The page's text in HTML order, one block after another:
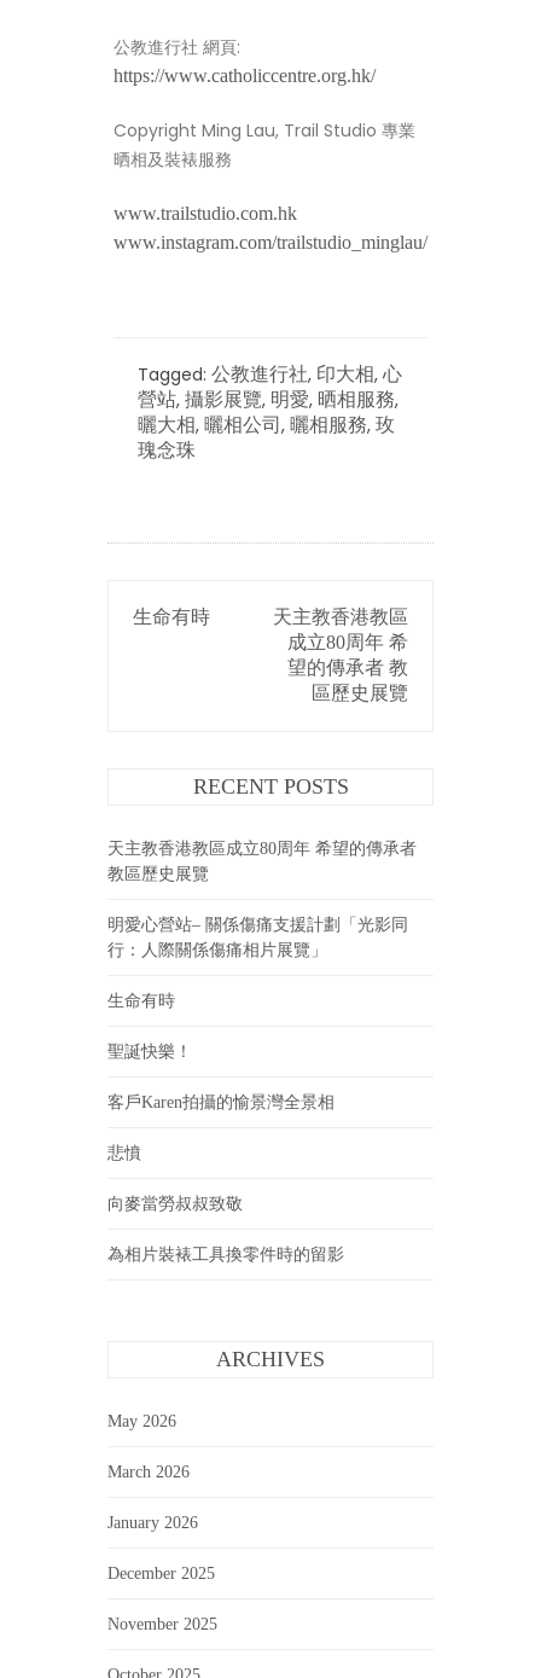
公教進行社 網頁:
https://www.catholiccentre.org.hk/
Copyright Ming Lau, Trail Studio 專業
晒相及裝裱服務
www.trailstudio.com.hk
www.instagram.com/trailstudio_minglau/
Tagged: 公教進行社, 印大相, 心
營站, 攝影展覽, 明愛, 晒相服務,
曬大相, 曬相公司 , 曬相服務, 玫
瑰念珠
NAVIGATION
生命有時
天主教香港教區
成立80周年 希
望的傳承者 教
區歷史展覽
RECENT POSTS
天主教香港教區成立80周年 希望的傳承者
教區歷史展覽
明愛心營站– 關係傷痛支援計劃「光影同
行：人際關係傷痛相片展覽」
生命有時
聖誕快樂！
客戶Karen拍攝的愉景灣全景相
悲憤
向麥當勞叔叔致敬
為相片裝裱工具換零件時的留影
ARCHIVES
May 2026
March 2026
January 2026
December 2025
November 2025